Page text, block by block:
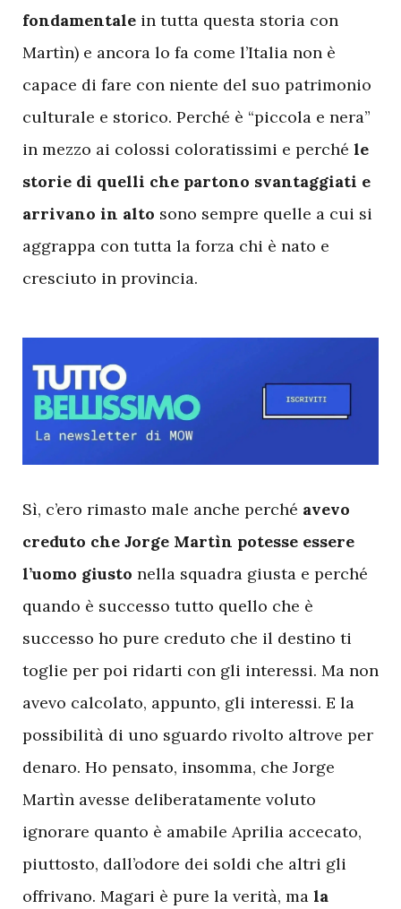
fondamentale in tutta questa storia con
Martìn) e ancora lo fa come l’Italia non è
capace di fare con niente del suo patrimonio
culturale e storico. Perché è “piccola e nera”
in mezzo ai colossi coloratissimi e perché le
storie di quelli che partono svantaggiati e
arrivano in alto sono sempre quelle a cui si
aggrappa con tutta la forza chi è nato e
cresciuto in provincia.
Sì, c’ero rimasto male anche perché avevo
creduto che Jorge Martìn potesse essere
l’uomo giusto nella squadra giusta e perché
quando è successo tutto quello che è
successo ho pure creduto che il destino ti
toglie per poi ridarti con gli interessi. Ma non
avevo calcolato, appunto, gli interessi. E la
possibilità di uno sguardo rivolto altrove per
denaro. Ho pensato, insomma, che Jorge
Martìn avesse deliberatamente voluto
ignorare quanto è amabile Aprilia accecato,
piuttosto, dall’odore dei soldi che altri gli
offrivano. Magari è pure la verità, ma la